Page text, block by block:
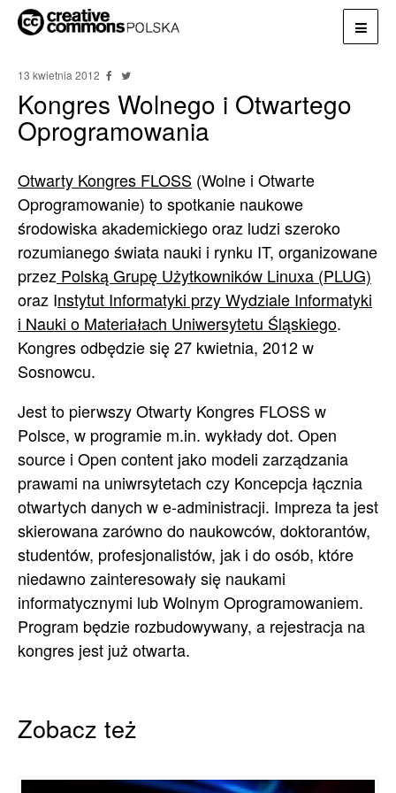
13 kwietnia 2012
Kongres Wolnego i Otwartego
Oprogramowania
Otwarty Kongres FLOSS (Wolne i Otwarte
Oprogramowanie) to spotkanie naukowe
środowiska akademickiego oraz ludzi szeroko
rozumianego świata nauki i rynku IT, organizowane
przez Polską Grupę Użytkowników Linuxa (PLUG)
oraz Instytut Informatyki przy Wydziale Informatyki
i Nauki o Materiałach Uniwersytetu Śląskiego.
Kongres odbędzie się 27 kwietnia, 2012 w
Sosnowcu.
Jest to pierwszy Otwarty Kongres FLOSS w
Polsce, w programie m.in. wykłady dot. Open
source i Open content jako modeli zarządzania
prawami na uniwrsytetach czy Koncepcja łącznia
otwartych danych w e-administracji. Impreza ta jest
skierowana zarówno do naukowców, doktorantów,
studentów, profesjonalistów, jak i do osób, które
niedawno zainteresowały się naukami
informatycznymi lub Wolnym Oprogramowaniem.
Program będzie rozbudowywany, a rejestracja na
kongres jest już otwarta.
Zobacz też